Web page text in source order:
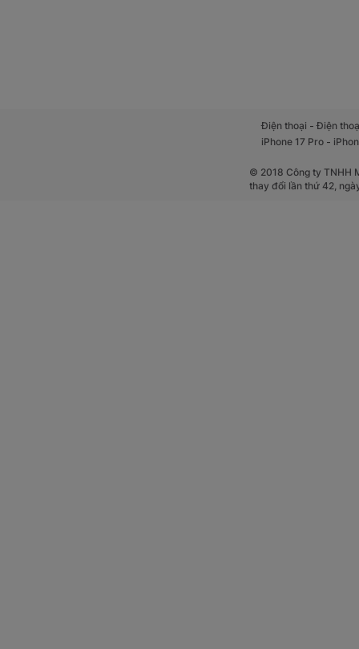
Điện thoại -Điện
iPhone 17 Pro -
© 2018 Công ty TNHH
thay đổi lần thứ 42,